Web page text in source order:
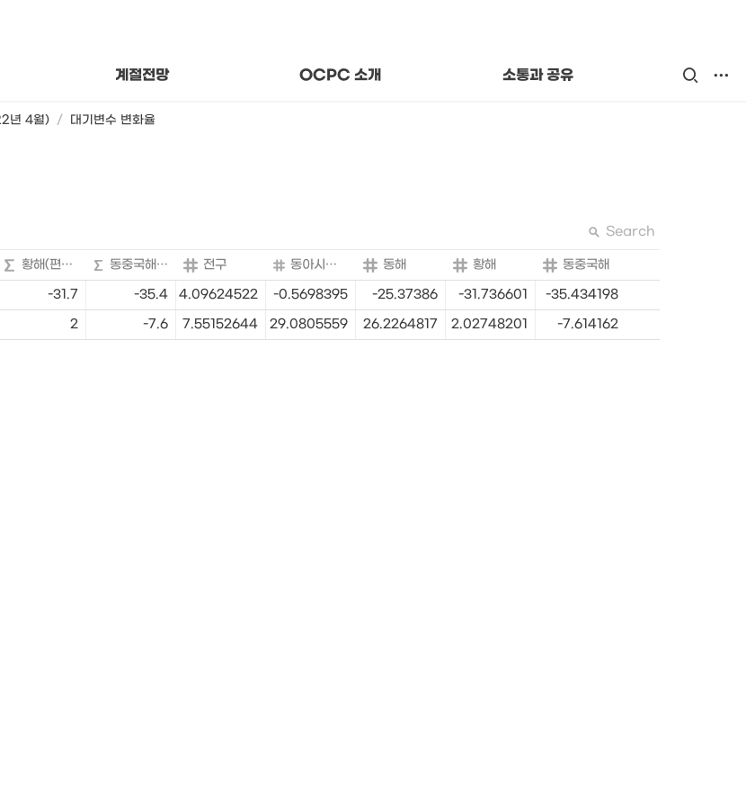
계절전망 OCPC 소개 소통과 공유
년 4월) / 대기변수 변화율
About OCPC
Search
황해(편차비) 동중국해(편차) 전구 동아시아해역 동해 황해
동중국해
-31.7 -35.4 4.09624522 -0.5698395 -25.37386 -31.736601
-35.434198
2 -7.6 7.55152644 29.0805559 26.2264817 2.02748201 -7.614162